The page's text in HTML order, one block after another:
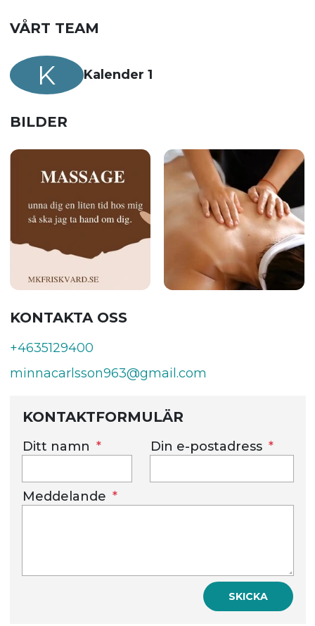
VÅRT TEAM
K Kalender 1
BILDER
KONTAKTA OSS
+4635129400
minnacarlsson963@gmail.com
KONTAKTFORMULÄR
Ditt namn Din e-postadress
Meddelande
SKICKA